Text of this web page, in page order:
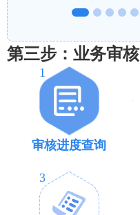
第三步：业务审核
1
审核进度查询
3